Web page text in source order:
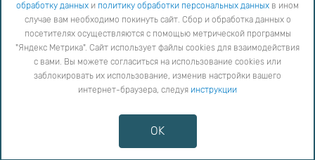
Продолжая использование сайта, вы соглашаетесь с согласие на обработку данных
обработки персональных данных
в ином случае вам необходимо покинуть сайт. Сбор и обработка
данных о посетителях осуществляются с помощью метрической программы "Яндекс Метрика".
Сайт использует файлы cookies для взаимодействия с вами. Вы можете согласиться на
использование cookies или заблокировать их использование, изменив настройки вашего интернет-
Противодействие коррупции
Сообщить об ошибке
Карта сайта
обработку данных и политику обработки персональных данных в ином
случае вам необходимо покинуть сайт. Сбор и обработка данных о
посетителях осуществляются с помощью метрической программы
"Яндекс Метрика". Сайт использует файлы cookies для взаимодействия
с вами. Вы можете согласиться на использование cookies или
заблокировать их использование, изменив настройки вашего
интернет-браузера, следуя инструкции
OK